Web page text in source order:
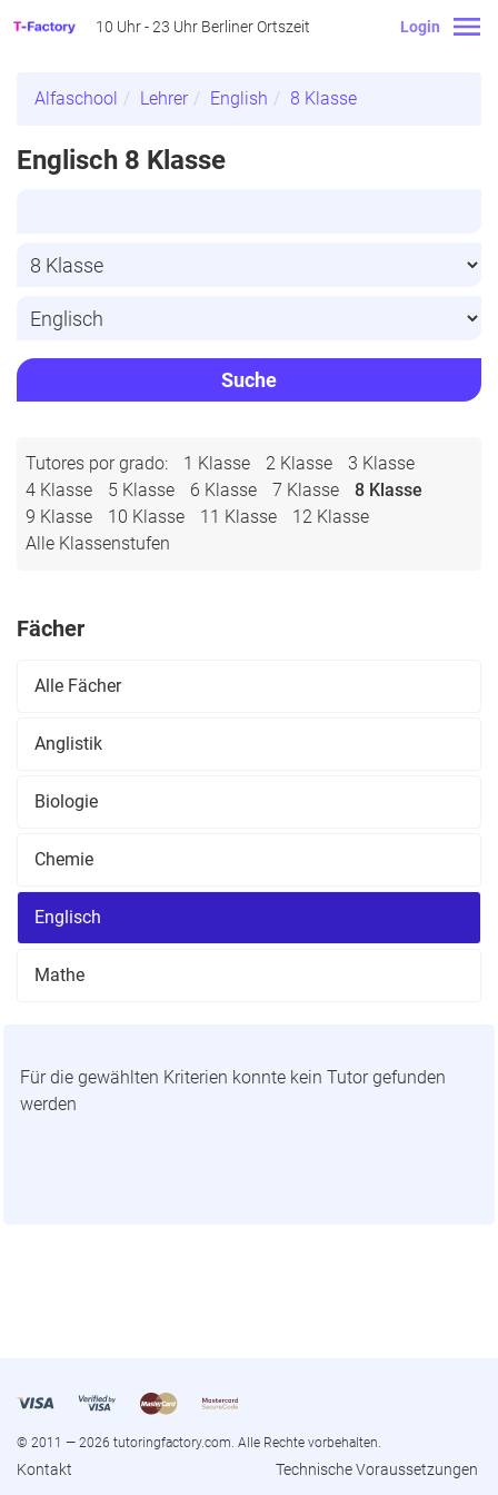
Login
10 Uhr - 23 Uhr Berliner Ortszeit
Alfaschool Lehrer English 8 Klasse
Englisch 8 Klasse
Suche
Tutores por grado: 1 Klasse 2 Klasse
3 Klasse
4 Klasse
5 Klasse 6 Klasse 7 Klasse
8 Klasse
9 Klasse
10 Klasse 11 Klasse
12 Klasse
Alle Klassenstufen
Für die gewählten Kriterien konnte kein Tutor gefunden
werden
Fächer
Alle Fächer
Anglistik
Biologie
Chemie
Englisch
Mathe
© 2011 — 2026 tutoringfactory.com. Alle Rechte vorbehalten.
Kontakt Technische Voraussetzungen